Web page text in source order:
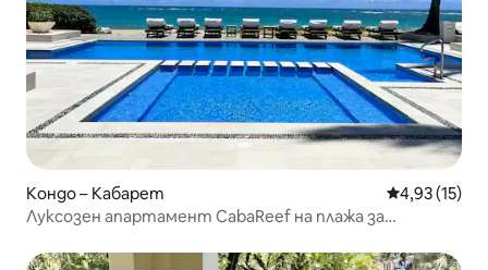
Кондо – Кабарет Средна
4,93 (15)
Луксозен апартамент CabaReef на плажа за